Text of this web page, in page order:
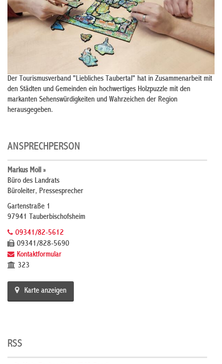
Der Tourismusverband "Liebliches Taubertal" hat in Zusammenarbeit mit
den Städten und Gemeinden ein hochwertiges Holzpuzzle mit den
markanten Sehenswürdigkeiten und Wahrzeichen der Region
herausgegeben.
ANSPRECHPERSON
Markus Moll »
Büro des Landrats
Büroleiter, Pressesprecher
Gartenstraße 1
97941 Tauberbischofsheim
09341/82-5612
09341/828-5690
Kontaktformular
323
Karte anzeigen
RSS